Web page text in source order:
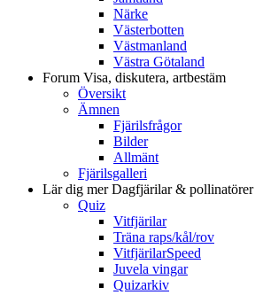
Närke
Västerbotten
Västmanland
Västra Götaland
Forum Visa, diskutera, artbestäm
Översikt
Ämnen
Fjärilsfrågor
Bilder
Allmänt
Fjärilsgalleri
Lär dig merDagfjärilar & pollinatörer
Quiz
Vitfjärilar
Träna raps/kål/rov
VitfjärilarSpeed
Juvela vingar
Quizarkiv